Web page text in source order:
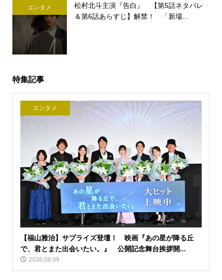
エンタメ
松村北斗主演『告白』 【第5話ネタバレ
＆第6話あらすじ】解禁！ 「新場...
特集記事
エンタメ
【福山雅治】サプライズ登壇！ 映画『あの星が降る丘
で、君とまた出会いたい。』 公開記念舞台挨拶開...
2026.08.09